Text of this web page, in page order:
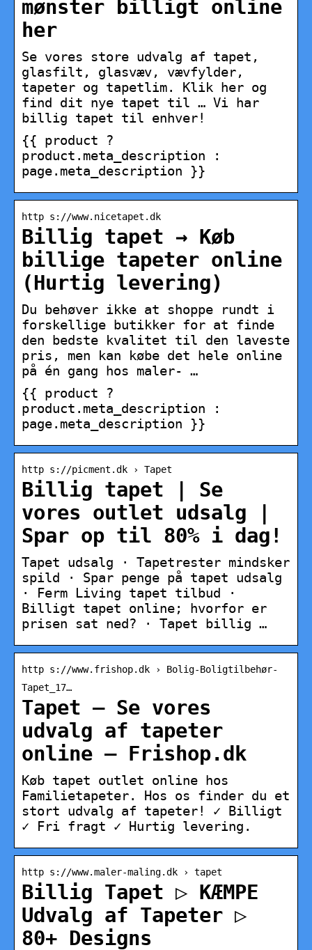
mønster billigt online
her
Se vores store udvalg af tapet,
glasfilt, glasvæv, vævfylder,
tapeter og tapetlim. Klik her og
find dit nye tapet til … Vi har
billig tapet til enhver!
{{ product ?
product.meta_description :
page.meta_description }}
http s://www.nicetapet.dk
Billig tapet → Køb
billige tapeter online
(Hurtig levering)
Du behøver ikke at shoppe rundt i
forskellige butikker for at finde
den bedste kvalitet til den laveste
pris, men kan købe det hele online
på én gang hos maler- …
{{ product ?
product.meta_description :
page.meta_description }}
http s://picment.dk › Tapet
Billig tapet | Se
vores outlet udsalg |
Spar op til 80% i dag!
Tapet udsalg · Tapetrester mindsker
spild · Spar penge på tapet udsalg
· Ferm Living tapet tilbud ·
Billigt tapet online; hvorfor er
prisen sat ned? · Tapet billig …
http s://www.frishop.dk › Bolig-Boligtilbehør-
Tapet_17…
Tapet – Se vores
udvalg af tapeter
online – Frishop.dk
Køb tapet outlet online hos
Familietapeter. Hos os finder du et
stort udvalg af tapeter! ✓ Billigt
✓ Fri fragt ✓ Hurtig levering.
http s://www.maler-maling.dk › tapet
Billig Tapet ▷ KÆMPE
Udvalg af Tapeter ▷
80+ Designs